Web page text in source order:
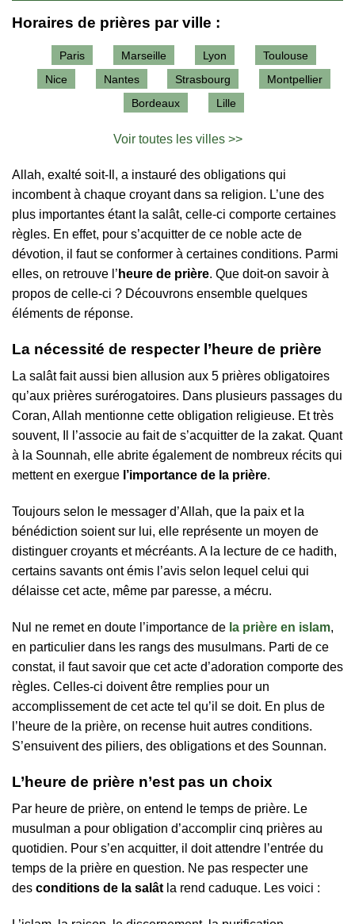
Horaires de prières par ville :
Paris Marseille Lyon
Toulouse
Nice
Nantes Strasbourg
Montpellier
Bordeaux
Lille
Voir toutes les villes >>
Allah, exalté soit-Il, a instauré des obligations qui
incombent à chaque croyant dans sa religion. L’une des
plus importantes étant la salât, celle-ci comporte certaines
règles. En effet, pour s’acquitter de ce noble acte de
dévotion, il faut se conformer à certaines conditions. Parmi
elles, on retrouve l’ heure de prière. Que doit-on savoir à
propos de celle-ci ? Découvrons ensemble quelques
éléments de réponse.
La nécessité de respecter l’heure de prière
La salât fait aussi bien allusion aux 5 prières obligatoires
qu’aux prières surérogatoires. Dans plusieurs passages du
Coran, Allah mentionne cette obligation religieuse. Et très
souvent, Il l’associe au fait de s’acquitter de la zakat. Quant
à la Sounnah, elle abrite également de nombreux récits qui
mettent en exergue l’importance de la prière.
Toujours selon le messager d’Allah, que la paix et la
bénédiction soient sur lui, elle représente un moyen de
distinguer croyants et mécréants. A la lecture de ce hadith,
certains savants ont émis l’avis selon lequel celui qui
délaisse cet acte, même par paresse, a mécru.
Nul ne remet en doute l’importance de la prière en islam,
en particulier dans les rangs des musulmans. Parti de ce
constat, il faut savoir que cet acte d’adoration comporte des
règles. Celles-ci doivent être remplies pour un
accomplissement de cet acte tel qu’il se doit. En plus de
l’heure de la prière, on recense huit autres conditions.
S’ensuivent des piliers, des obligations et des Sounnan.
L’heure de prière n’est pas un choix
Par heure de prière, on entend le temps de prière. Le
musulman a pour obligation d’accomplir cinq prières au
quotidien. Pour s’en acquitter, il doit attendre l’entrée du
temps de la prière en question. Ne pas respecter une
des conditions de la salât la rend caduque. Les voici :